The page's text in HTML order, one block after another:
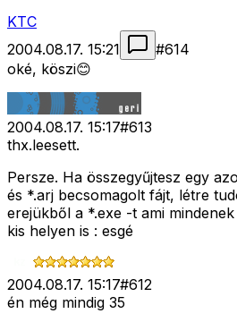
KTC
2004.08.17. 15:21
#614
oké, köszi😊
2004.08.17. 15:17#613
thx.leesett.
Persze. Ha összegyűjtesz egy
és *.arj becsomagolt fájt, létre
erejükből a *.exe -t ami
kis helyen is : esgé
2004.08.17. 15:17#612
én még mindig 35